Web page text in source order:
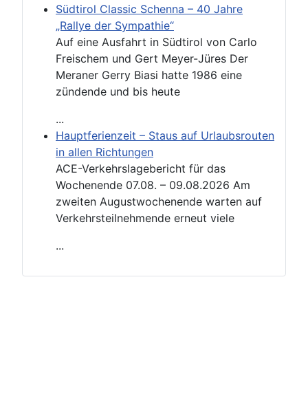
Südtirol Classic Schenna – 40 Jahre
„Rallye der Sympathie“
Auf eine Ausfahrt in Südtirol von Carlo
Freischem und Gert Meyer-Jüres Der
Meraner Gerry Biasi hatte 1986 eine
zündende und bis heute
...
Hauptferienzeit – Staus auf Urlaubsrouten
in allen Richtungen
ACE-Verkehrslagebericht für das
Wochenende 07.08. – 09.08.2026 Am
zweiten Augustwochenende warten auf
Verkehrsteilnehmende erneut viele
...